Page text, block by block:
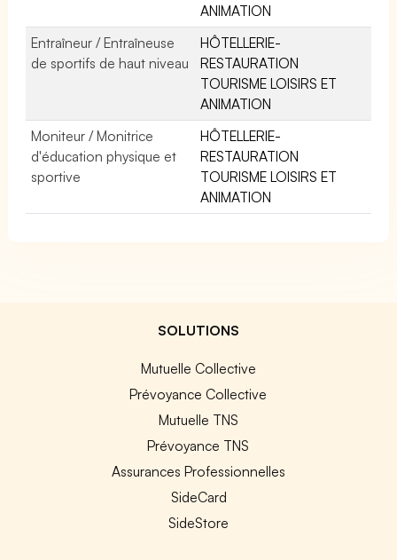
ANIMATION
Entraîneur / Entraîneuse
de sportifs de haut niveau
HÔTELLERIE-
RESTAURATION
TOURISME LOISIRS ET
ANIMATION
Moniteur / Monitrice
d'éducation physique et
sportive
HÔTELLERIE-
RESTAURATION
TOURISME LOISIRS ET
ANIMATION
SOLUTIONS
Mutuelle Collective
Prévoyance Collective
Mutuelle TNS
Prévoyance TNS
Assurances Professionnelles
SideCard
SideStore